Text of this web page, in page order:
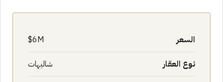
السعر 6M$
نوع العقار شاليهات